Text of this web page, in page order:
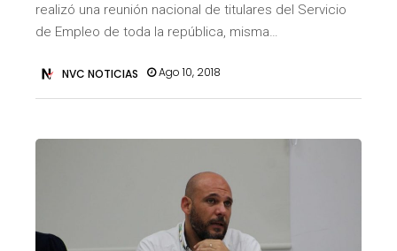
realizó una reunión nacional de titulares del Servicio
de Empleo de toda la república, misma…
NVC NOTICIAS Ago 10, 2018